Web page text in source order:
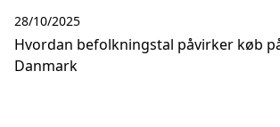
Hvordan befolkningstal påvirker køb
Danmark
28/10/2025